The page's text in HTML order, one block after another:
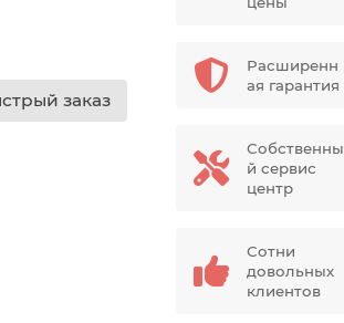
заказ
Расширенн
ая гарантия
Собственны
й сервис
центр
Сотни
довольных
клиентов